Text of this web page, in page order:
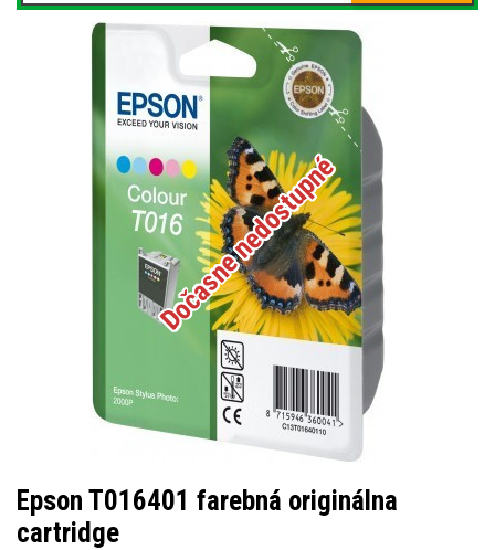
Dočasne nedostupné
Epson T016401 farebná originálna
cartridge